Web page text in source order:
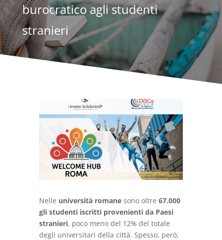
burocratico agli studenti
stranieri
Nelle università romanesono oltre 67.000
gli studenti iscritti provenienti da Paesi
stranieri, poco meno del 12% del totale
degli universitari della città. Spesso, però,